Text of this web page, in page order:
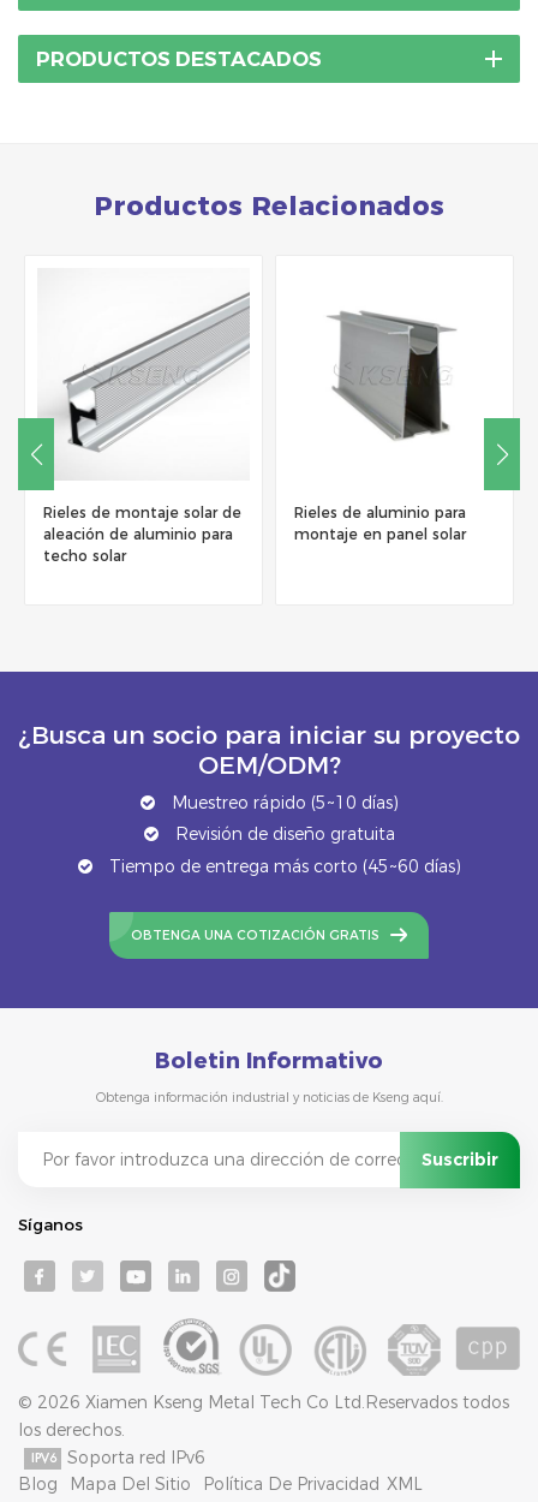
PRODUCTOS DESTACADOS
Productos Relacionados
Rieles de montaje solar de
aleación de aluminio para
techo solar
Rieles de aluminio para
montaje en panel solar
¿Busca un socio para iniciar su proyecto
OEM/ODM?
Muestreo rápido (5~10 días)
Revisión de diseño gratuita
Tiempo de entrega más corto (45~60 días)
OBTENGA UNA COTIZACIÓN GRATIS
Boletin Informativo
Obtenga información industrial y noticias de Kseng aquí.
Síganos
© 2026 Xiamen Kseng Metal Tech Co Ltd.Reservados todos
los derechos.
Soporta red IPv6
Blog
Mapa Del Sitio Política De Privacidad XML